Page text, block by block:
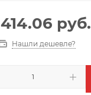
414.06 руб.
Нашли дешевле?